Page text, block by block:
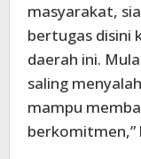
masyarakat,
bertugas disini
daerah ini.
saling
mampu
berkomitmen,”